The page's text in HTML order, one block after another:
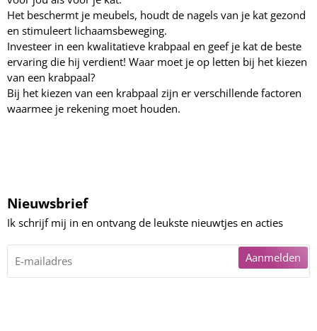
Het beschermt je meubels, houdt de nagels van je kat gezond
en stimuleert lichaamsbeweging.
Investeer in een kwalitatieve krabpaal en geef je kat de beste
ervaring die hij verdient! Waar moet je op letten bij het kiezen
van een krabpaal?
Bij het kiezen van een krabpaal zijn er verschillende factoren
waarmee je rekening moet houden.
Nieuwsbrief
Ik schrijf mij in en ontvang de leukste nieuwtjes en acties
Aanmelden